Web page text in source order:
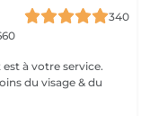
340
à votre service.
du visage & du